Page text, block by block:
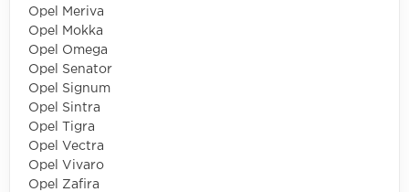
Opel Meriva
Opel Mokka
Opel Omega
Opel Senator
Opel Signum
Opel Sintra
Opel Tigra
Opel Vectra
Opel Vivaro
Opel Zafira